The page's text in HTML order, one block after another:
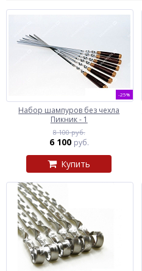
-25%
Набор шампуров без чехла
Пикник - 1
8 100 руб.
6 100 руб.
Купить